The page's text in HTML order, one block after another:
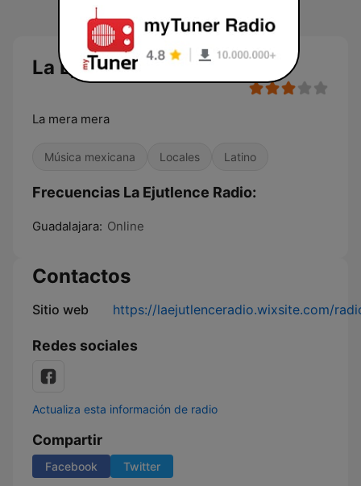
La Ejutlence Radio
La mera mera
Música mexicana Locales Latino
Frecuencias La Ejutlence Radio:
Guadalajara: Online
Contactos
Sitio web https://laejutlenceradio.wixsite.com/
Redes sociales
Actualiza esta información de radio
Compartir
Facebook Twitter